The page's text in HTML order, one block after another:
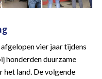
vier jaar tijdens
honderden duurzame
land. De volgende